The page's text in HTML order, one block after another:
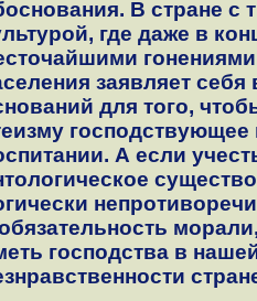
В стране с
где даже в
заявляет
для того,
А если
господства в